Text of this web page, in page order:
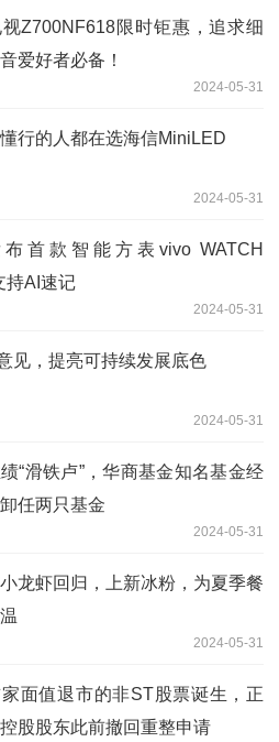
Z700NF618限时钜惠，追求细
爱好者必备！
2024-05-31
行的人都在选海信MiniLED
2024-05-31
首款智能方表vivo WATCH
持AI速记
2024-05-31
见，提亮可持续发展底色
2024-05-31
“滑铁卢”，华商基金知名基金经
任两只基金
2024-05-31
龙虾回归，上新冰粉，为夏季餐
2024-05-31
面值退市的非ST股票诞生，正
股股东此前撤回重整申请